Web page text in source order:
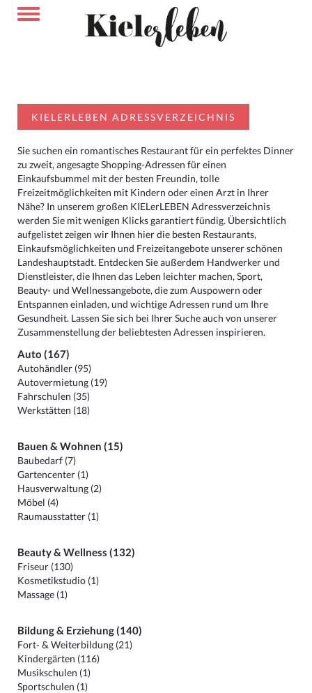
KIELERLEBEN ADRESSVERZEICHNIS
Sie suchen ein romantisches Restaurant für ein perfektes Dinner
zu zweit, angesagte Shopping-Adressen für einen
Einkaufsbummel mit der besten Freundin, tolle
Freizeitmöglichkeiten mit Kindern oder einen Arzt in Ihrer
Nähe? In unserem großen KIELerLEBEN Adressverzeichnis
werden Sie mit wenigen Klicks garantiert fündig. Übersichtlich
aufgelistet zeigen wir Ihnen hier die besten Restaurants,
Einkaufsmöglichkeiten und Freizeitangebote unserer schönen
Landeshauptstadt. Entdecken Sie außerdem Handwerker und
Dienstleister, die Ihnen das Leben leichter machen, Sport,
Beauty- und Wellnessangebote, die zum Auspowern oder
Entspannen einladen, und wichtige Adressen rund um Ihre
Gesundheit. Lassen Sie sich bei Ihrer Suche auch von unserer
Zusammenstellung der beliebtesten Adressen inspirieren.
Auto (167)
Autohändler (95)
Autovermietung (19)
Fahrschulen (35)
Werkstätten (18)
Bauen & Wohnen (15)
Baubedarf (7)
Gartencenter (1)
Hausverwaltung (2)
Möbel (4)
Raumausstatter (1)
Beauty & Wellness (132)
Friseur (130)
Kosmetikstudio (1)
Massage (1)
Bildung & Erziehung (140)
Fort- & Weiterbildung (21)
Kindergärten (116)
Musikschulen (1)
Sportschulen (1)